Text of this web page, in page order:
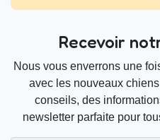
Recevoir
Nous vous enverrons une
avec les nouveaux
conseils, des
newsletter parfaite pour